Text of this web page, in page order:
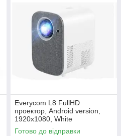
Everycom L8 FullHD
проектор, Android version,
1920х1080, White
Готово до відправки